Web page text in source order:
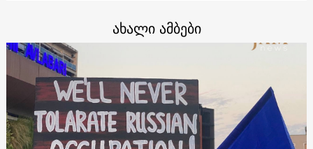
ახალი ამბები